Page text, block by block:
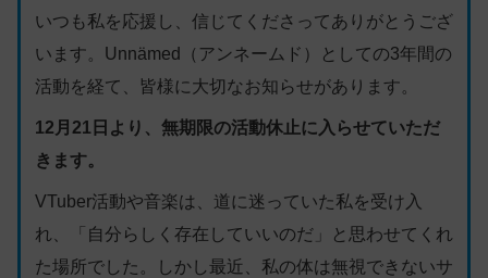
いつも私を応援し、信じてくださってありがとうござ
います。Unnämed（アンネームド）としての3年間の
活動を経て、皆様に大切なお知らせがあります。
12月21日より、無期限の活動休止に入らせていただ
きます。
VTuber活動や音楽は、道に迷っていた私を受け入
れ、「自分らしく存在していいのだ」と思わせてくれ
た場所でした。しかし最近、私の体は無視できないサ